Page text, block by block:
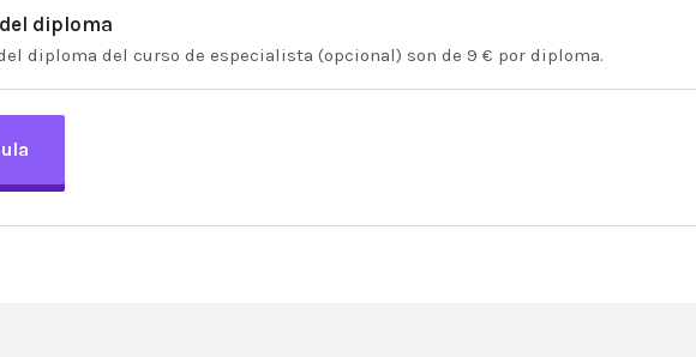
diploma
diploma del curso de especialista (opcional) son de 9 € por diploma.